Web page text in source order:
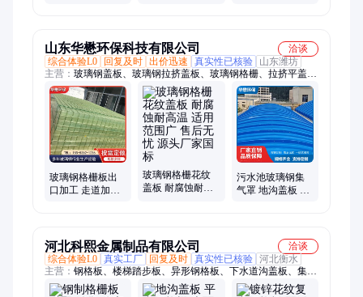
山东华懋环保科技有限公司
洽谈
综合体验L0
回复及时 出价迅速 真实性已核验
山东潍坊
主营： 玻璃钢盖板、玻璃钢拉挤盖板、玻璃钢格栅、拉挤平盖
板、玻璃钢污水池盖板、玻璃钢管道、玻璃钢集气罩、玻璃钢拉
挤方管
玻璃钢格栅板出
口加工 走道加厚
玻璃钢格栅花纹
盖板 耐腐蚀耐高
污水池玻璃钢集
气罩 地沟盖板 防
河北科熙金属制品有限公司
洽谈
综合体验L0 真实工厂 回复及时 真实性已核验 河北衡水
主营： 钢格板、楼梯踏步板、异形钢格板、下水道沟盖板、集水
坑盖板、钢格栅、网格水沟盖板、观景走道平台钢格栅、异形平